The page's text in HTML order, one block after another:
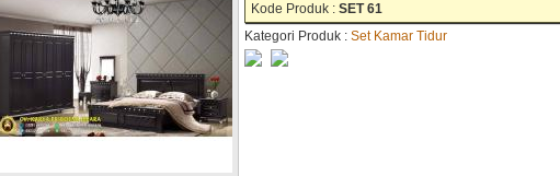
Kode Produk : SET 61
Kategori Produk : Set Kamar Tidur